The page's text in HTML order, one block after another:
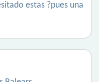
estas ?pues una